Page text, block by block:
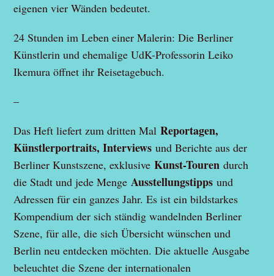
eigenen vier Wänden bedeutet.
24 Stunden im Leben einer Malerin: Die Berliner
Künstlerin und ehemalige UdK-Professorin Leiko
Ikemura öffnet ihr Reisetagebuch.
–
Das Heft liefert zum dritten MalReportagen,
Künstlerportraits, Interviews und Berichte aus der
Berliner Kunstszene, exklusiveKunst-Touren durch
die Stadt und jede MengeAusstellungstipps und
Adressen für ein ganzes Jahr. Es ist ein bildstarkes
Kompendium der sich ständig wandelnden Berliner
Szene, für alle, die sich Übersicht wünschen und
Berlin neu entdecken möchten. Die aktuelle Ausgabe
beleuchtet die Szene der internationalen